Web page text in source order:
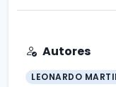
Autores
LEONARDO